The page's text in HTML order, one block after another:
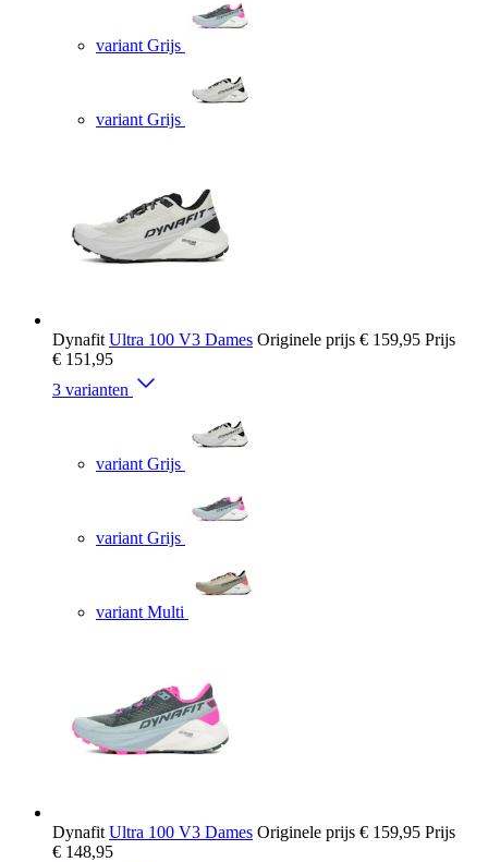
variant Grijs
variant Grijs
Dynafit Ultra 100 V3 Dames Originele prijs € 159,95 Prijs
€ 151,95
3 varianten
variant Grijs
variant Grijs
variant Multi
Dynafit Ultra 100 V3 Dames Originele prijs € 159,95 Prijs
€ 148,95